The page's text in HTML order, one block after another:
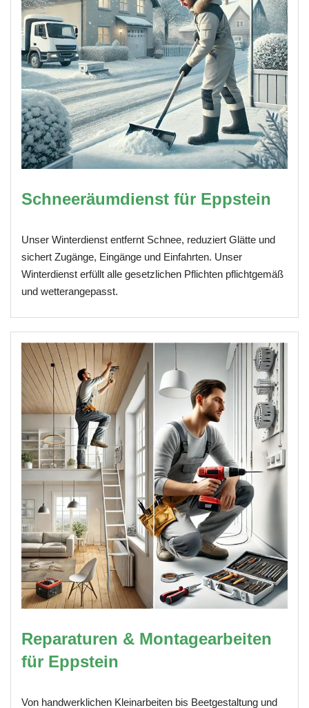
Schneeräumdienst für Eppstein
Unser Winterdienst entfernt Schnee, reduziert Glätte und
sichert Zugänge, Eingänge und Einfahrten. Unser
Winterdienst erfüllt alle gesetzlichen Pflichten pflichtgemäß
und wetterangepasst.
Reparaturen & Montagearbeiten
für Eppstein
Von handwerklichen Kleinarbeiten bis Beetgestaltung und